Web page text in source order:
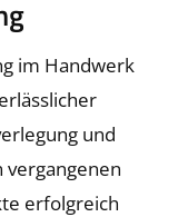
im Handwerk
und
erfolgreich